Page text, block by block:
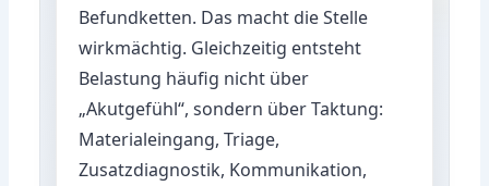
Befundketten. Das macht die Stelle
wirkmächtig. Gleichzeitig entsteht
Belastung häufig nicht über
„Akutgefühl“, sondern über Taktung:
Materialeingang, Triage,
Zusatzdiagnostik, Kommunikation,